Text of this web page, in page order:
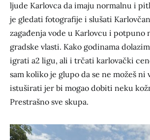
ljude Karlovca da imaju normalnu i
je gledati fotografije i slušati
zagađenja vode u Karlovcu i potpuno
gradske vlasti. Kako godinama
igrati a2 ligu, ali i trčati karlovački
sam koliko je glupo da se ne možeš ni
istuširati jer bi mogao dobiti neku
Prestrašno sve skupa.